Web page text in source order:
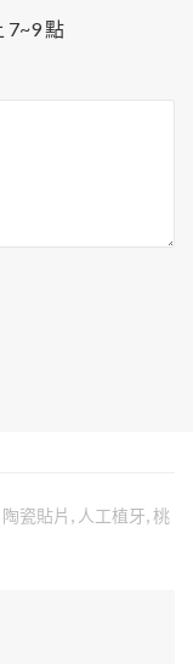
陶瓷貼片 , 人工植牙,桃